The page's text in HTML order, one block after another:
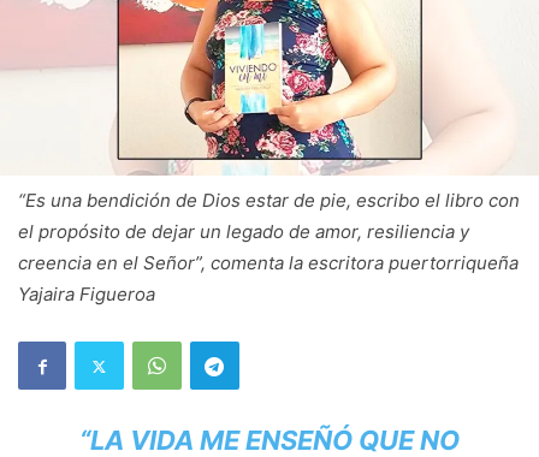
“Es una bendición de Dios estar de pie, escribo el libro con
el propósito de dejar un legado de amor, resiliencia y
creencia en el Señor”, comenta la escritora puertorriqueña
Yajaira Figueroa
“LA VIDA ME ENSEÑÓ QUE NO